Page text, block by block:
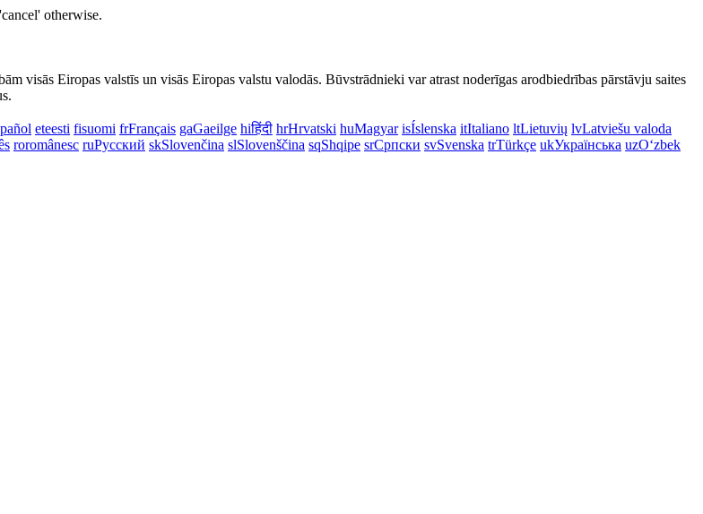
otherwise.
visās Eiropas valstīs un visās Eiropas valstu valodās. Būvstrādnieki var atrast noderīgas arodbiedrības pārstāvju saites
eteesti fisuomi frFrançais gaGaeilge hiहिंदी hrHrvatski huMagyar isÍslenska itItaliano ltLietuvių lvLatviešu valoda
roromânesc ruРусский skSlovenčina slSlovenščina sqShqipe srСрпски svSvenska trTürkçe ukУкраїнська uzOʻzbek